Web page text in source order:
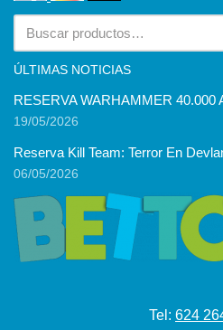
ÚLTIMAS NOTICIAS
RESERVA WARHAMMER 40.000
19/05/2026
Reserva Kill Team: Terror En
06/05/2026
Tel: 624